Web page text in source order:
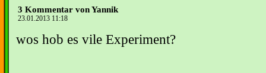
3 Kommentar von Yannik
23.01.2013 11:18
wos hob es vile Experiment?